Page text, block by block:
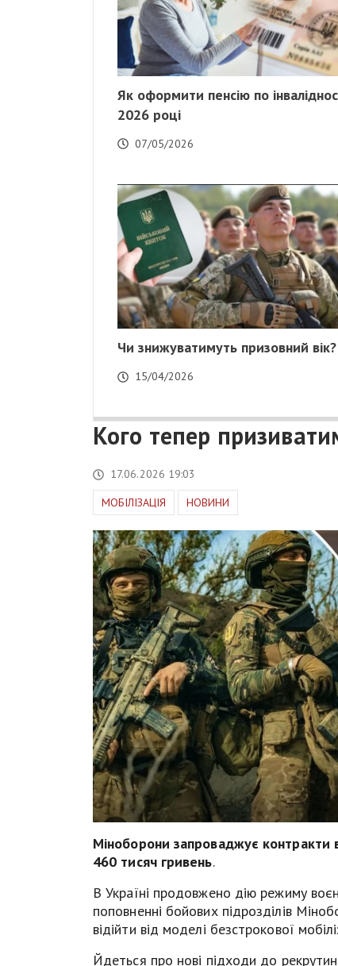
Як оформити пенсію по
2026 році
07/05/2026
Чи знижуватимуть призовний вік?
15/04/2026
Кого тепер
17.06.2026 19:03
МОБІЛІЗАЦІЯ
НОВИНИ
Міноборони запроваджує контракти
460 тисяч гривень.
В Україні продовжено дію режиму
поповненні бойових підрозділів
відійти від моделі безстрокової
Йдеться про нові підходи до